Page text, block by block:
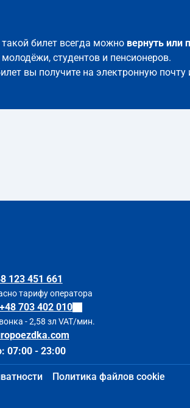
билет всегда можно вернуть или
студентов и пенсионеров.
вы получите на электронную почту
123 451 661
тарифу оператора
+48 703 402 010
- 2,58 зл VAT/мин.
07:00 - 23:00
Политика файлов cookie